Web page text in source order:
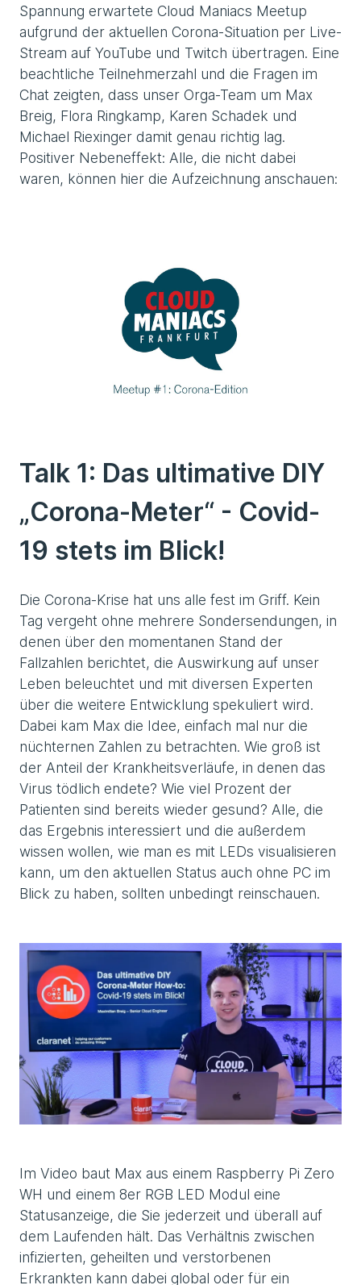
Spannung erwartete Cloud Maniacs Meetup
aufgrund der aktuellen Corona-Situation per Live-
Stream auf YouTube und Twitch übertragen. Eine
beachtliche Teilnehmerzahl und die Fragen im
Chat zeigten, dass unser Orga-Team um Max
Breig, Flora Ringkamp, Karen Schadek und
Michael Riexinger damit genau richtig lag.
Positiver Nebeneffekt: Alle, die nicht dabei
waren, können hier die Aufzeichnung anschauen:
Talk 1: Das ultimative DIY
„Corona-Meter“ - Covid-
19 stets im Blick!
Die Corona-Krise hat uns alle fest im Griff. Kein
Tag vergeht ohne mehrere Sondersendungen, in
denen über den momentanen Stand der
Fallzahlen berichtet, die Auswirkung auf unser
Leben beleuchtet und mit diversen Experten
über die weitere Entwicklung spekuliert wird.
Dabei kam Max die Idee, einfach mal nur die
nüchternen Zahlen zu betrachten. Wie groß ist
der Anteil der Krankheitsverläufe, in denen das
Virus tödlich endete? Wie viel Prozent der
Patienten sind bereits wieder gesund? Alle, die
das Ergebnis interessiert und die außerdem
wissen wollen, wie man es mit LEDs visualisieren
kann, um den aktuellen Status auch ohne PC im
Blick zu haben, sollten unbedingt reinschauen.
Im Video baut Max aus einem Raspberry Pi Zero
WH und einem 8er RGB LED Modul eine
Statusanzeige, die Sie jederzeit und überall auf
dem Laufenden hält. Das Verhältnis zwischen
infizierten, geheilten und verstorbenen
Erkrankten kann dabei global oder für ein